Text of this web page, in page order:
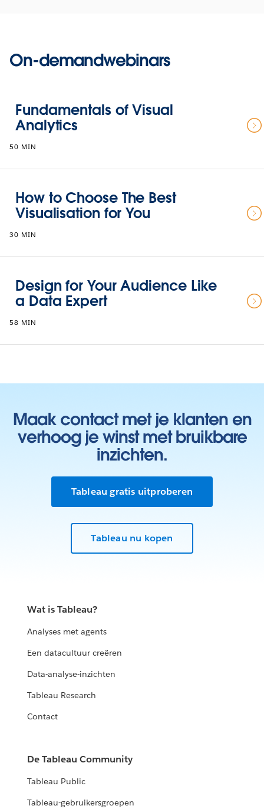
On-demandwebinars
Fundamentals of Visual
Analytics
50 MIN
How to Choose The Best
Visualisation for You
30 MIN
Design for Your Audience Like
a Data Expert
58 MIN
Maak contact met je klanten en
verhoog je winst met bruikbare
inzichten.
Tableau gratis uitproberen
Tableau nu kopen
Wat is Tableau?
Analyses met agents
Een datacultuur creëren
Data-analyse-inzichten
Tableau Research
Contact
De Tableau Community
Tableau Public
Tableau-gebruikersgroepen